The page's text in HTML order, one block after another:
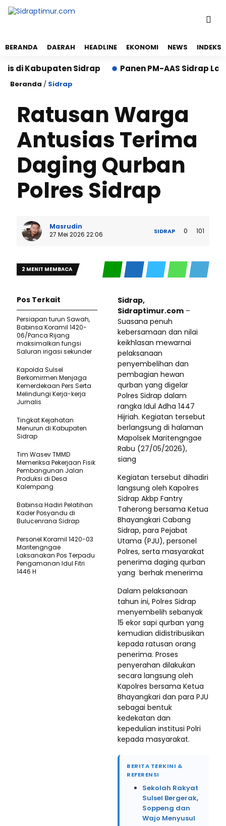
BERANDA DAERAH HEADLINE EKONOMI NEWS INDEKS
Kabupaten Sidrap Panen PM-AAS Sidrap
Beranda / Sidrap
Ratusan Warga
Antusias Terima
Daging Qurban
Polres Sidrap
Masrudin
27 Mei 2026 22:06
SIDRAP 0 101
2 MENIT MEMBACA
Sidrap,
Sidraptimur.com –
Suasana penuh
kebersamaan dan nilai
keikhlasan mewarnai
pelaksanaan
penyembelihan dan
pembagian hewan
qurban yang digelar
Polres Sidrap dalam
rangka Idul Adha 1447
Hijriah. Kegiatan tersebut
berlangsung di halaman
Mapolsek Maritengngae
Rabu (27/05/2026),
siang
Kegiatan tersebut dihadiri
langsung oleh Kapolres
Sidrap Akbp Fantry
Taherong bersama Ketua
Bhayangkari Cabang
Sidrap, para Pejabat
Utama (PJU), personel
Polres, serta masyarakat
penerima daging qurban
yang berhak menerima
Dalam pelaksanaan
tahun ini, Polres Sidrap
menyembelih sebanyak
15 ekor sapi qurban yang
kemudian didistribusikan
kepada ratusan orang
penerima. Proses
penyerahan dilakukan
secara langsung oleh
Kapolres bersama Ketua
Bhayangkari dan para PJU
sebagai bentuk
kedekatan dan
kepedulian institusi Polri
kepada masyarakat.
BERITA TERKINI &
REFERENSI
Sekolah Rakyat
Sulsel Bergerak,
Soppeng dan
Wajo Menyusul
Pos Terkait
Persiapan turun Sawah,
Babinsa Koramil 1420-
06/Panca Rijang
maksimalkan fungsi
Saluran irigasi sekunder
Kapolda Sulsel
Berkomirmen Menjaga
Kemerdekaan Pers Serta
Melindungi Kerja-kerja
Jurnalis
Tingkat Kejahatan
Menurun di Kabupaten
Sidrap
Tim Wasev TMMD
Memeriksa Pekerjaan Fisik
Pembangunan Jalan
Produksi di Desa
Kalempang
Babinsa Hadiri Pelatihan
Kader Posyandu di
Bulucenrana Sidrap
Personel Koramil 1420-03
Maritengngae
Laksanakan Pos Terpadu
Pengamanan Idul Fitri
1446 H